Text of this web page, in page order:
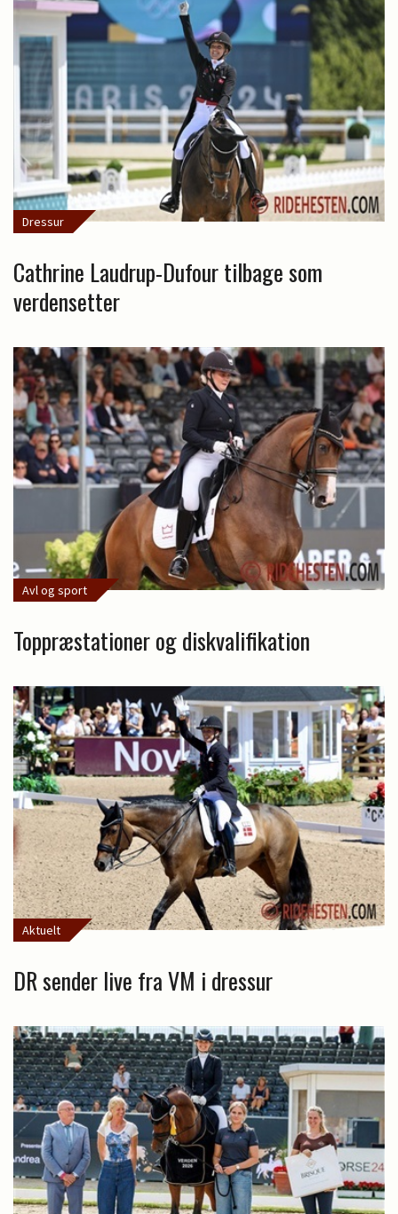
Dressur
Cathrine Laudrup-Dufour tilbage som
verdensetter
Avl og sport
Toppræstationer og diskvalifikation
Aktuelt
DR sender live fra VM i dressur